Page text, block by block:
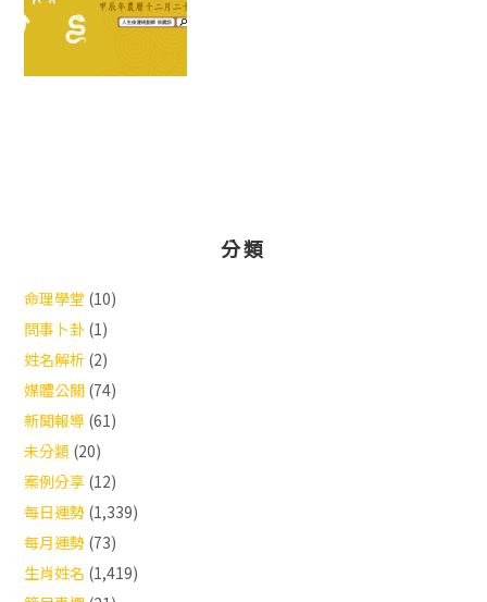
分類
命理學堂 (10)
問事卜卦 (1)
姓名解析 (2)
媒體公關 (74)
新聞報導 (61)
未分類 (20)
案例分享 (12)
每日運勢 (1,339)
每月運勢 (73)
生肖姓名 (1,419)